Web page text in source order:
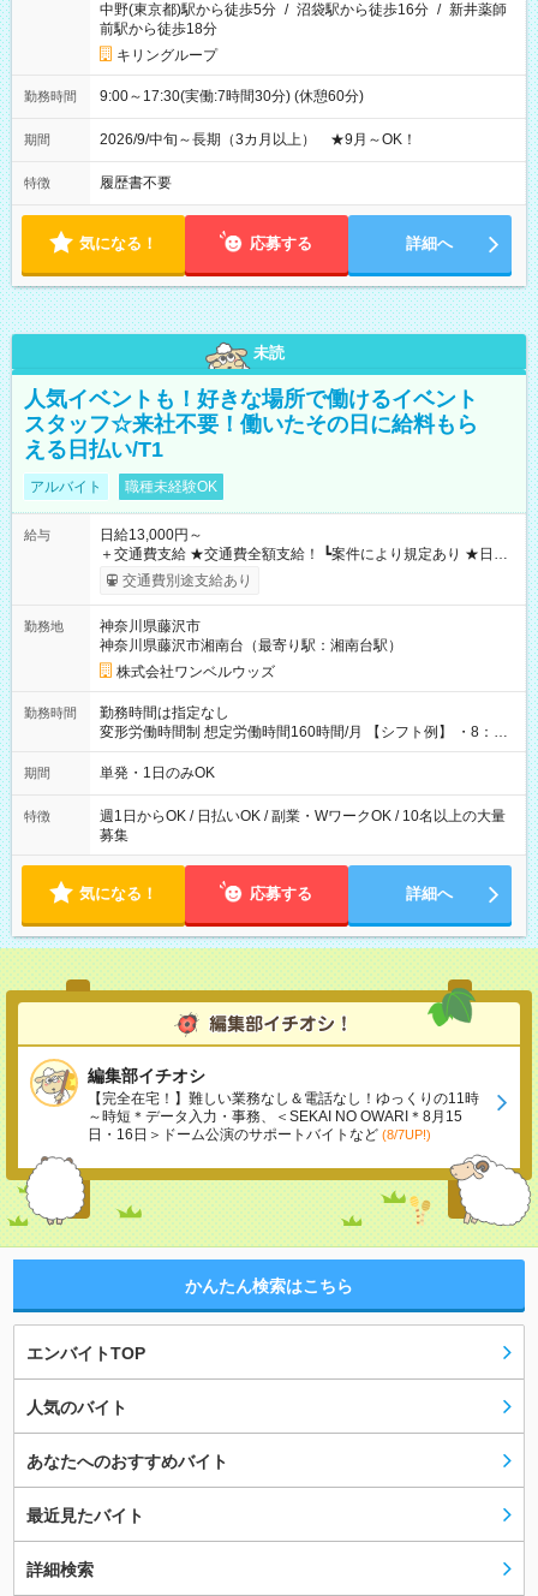
中野(東京都)駅から徒歩5分 / 沼袋駅から徒歩16分 / 新井薬師
前駅から徒歩18分
キリングループ
勤務時間 9:00～17:30(実働:7時間30分) (休憩60分)
期間 2026/9/中旬～長期（3カ月以上） ★9月～OK！
特徴 履歴書不要
気になる！ 応募する 詳細へ
未読
人気イベントも！好きな場所で働けるイベント
スタッフ☆来社不要！働いたその日に給料もら
える日払い/T1
アルバイト 職種未経験OK
給与
日給13,000円～
＋交通費支給 ★交通費全額支給！ ┗案件により規定あり ★日払
いOK！（規定あり） ┗働いたその日に現金GET♪ お仕事後はコ
ンビニATMから 日払い分を引き落とせます！ 【試用期間】試
交通費別途支給あり
勤務地
神奈川県藤沢市
神奈川県藤沢市湘南台（最寄り駅：湘南台駅）
株式会社ワンベルウッズ
勤務時間
勤務時間は指定なし
変形労働時間制 想定労働時間160時間/月 【シフト例】 ・8：00
～21：00
期間 単発・1日のみOK
特徴
週1日からOK / 日払いOK / 副業・WワークOK / 10名以上の大量
募集
気になる！ 応募する 詳細へ
編集部イチオシ
【完全在宅！】難しい業務なし＆電話なし！ゆっくりの11時
～時短＊データ入力・事務、＜SEKAI NO OWARI＊8月15
日・16日＞ドーム公演のサポートバイトなど (8/7UP!)
かんたん検索はこちら
エンバイトTOP
人気のバイト
あなたへのおすすめバイト
最近見たバイト
詳細検索